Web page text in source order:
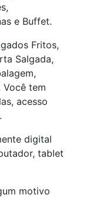
e Buffet.
Fritos,
Salgada,
Você tem
acesso
digital
tablet
motivo